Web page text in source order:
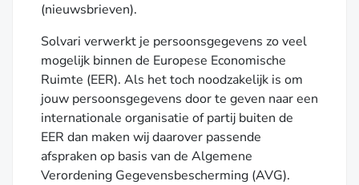
(nieuwsbrieven).
Solvari verwerkt je persoonsgegevens zo veel
mogelijk binnen de Europese Economische
Ruimte (EER). Als het toch noodzakelijk is om
jouw persoonsgegevens door te geven naar een
internationale organisatie of partij buiten de
EER dan maken wij daarover passende
afspraken op basis van de Algemene
Verordening Gegevensbescherming (AVG).